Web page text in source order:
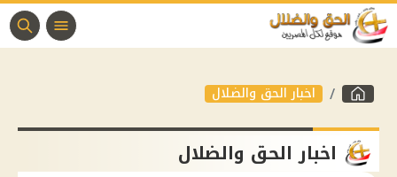
اخبار الحق والضلال
اخبار الحق والضلال